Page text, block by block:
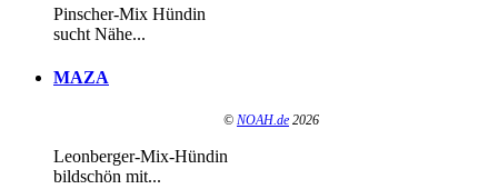
Pinscher-Mix Hündin
sucht Nähe...
MAZA
© NOAH.de 2026
Leonberger-Mix-Hündin
bildschön mit...